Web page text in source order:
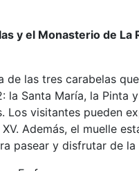
y el Monasterio de La
las tres carabelas
Santa María, la Pinta
Los visitantes pueden
Además, el muelle
pasear y disfrutar de la